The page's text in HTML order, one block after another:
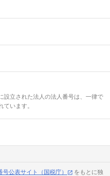
立された法人の法人番号は、一律で
います。
号公表サイト（国税庁）
をもとに独